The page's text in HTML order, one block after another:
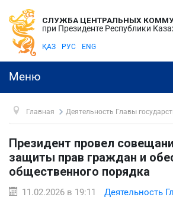
СЛУЖБА ЦЕНТРАЛЬНЫХ
при Президенте Республики
ҚАЗ РУС ENG
Меню
Главная Деятельность Главы
Президент провел
защиты прав граждан и
общественного порядка
11.02.2026 в 19:11 Деятельность